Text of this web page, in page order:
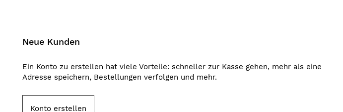
Neue Kunden
Ein Konto zu erstellen hat viele Vorteile: schneller zur Kasse gehen, mehr als eine
Adresse speichern, Bestellungen verfolgen und mehr.
Konto erstellen